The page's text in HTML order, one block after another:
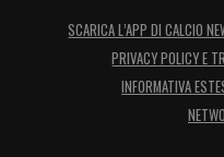
SCARICA L’APP DI CALCIO
PRIVACY POLICY E
INFORMATIVA